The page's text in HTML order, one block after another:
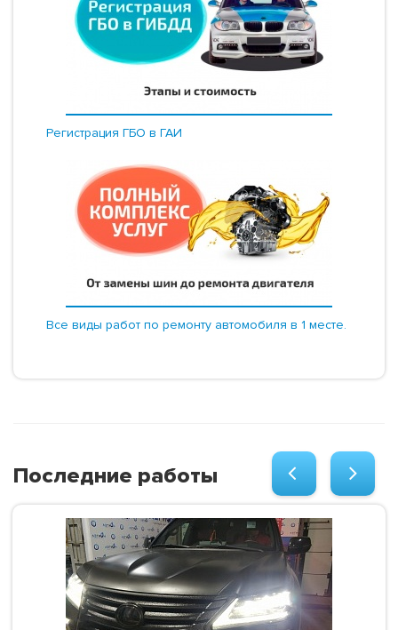
Регистрация ГБО в ГАИ
Все виды работ по ремонту автомобиля в 1 месте.
Последние работы